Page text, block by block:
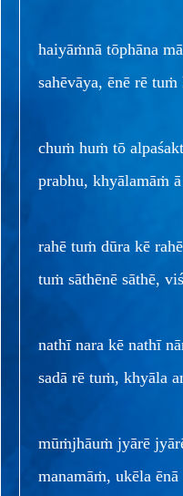
haiyāṁnā tōphāna
sahēvāya, ēnē rē
chuṁ huṁ tō
prabhu, khyālamāṁ
rahē tuṁ dūra kē
tuṁ sāthēnē sāthē,
nathī nara kē nathī
sadā rē tuṁ, khyāla
mūṁjhāuṁ jyārē
manamāṁ, ukēla